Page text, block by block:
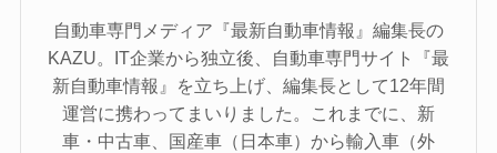
自動車専門メディア『最新自動車情報』編集長の
KAZU。IT企業から独立後、自動車専門サイト『最
新自動車情報』を立ち上げ、編集長として12年間
運営に携わってまいりました。これまでに、新
車・中古車、国産車（日本車）から輸入車（外